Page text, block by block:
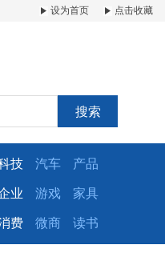
设为首页 点击收藏
搜索
技 汽车 产品
业 游戏 家具
费 微商 读书